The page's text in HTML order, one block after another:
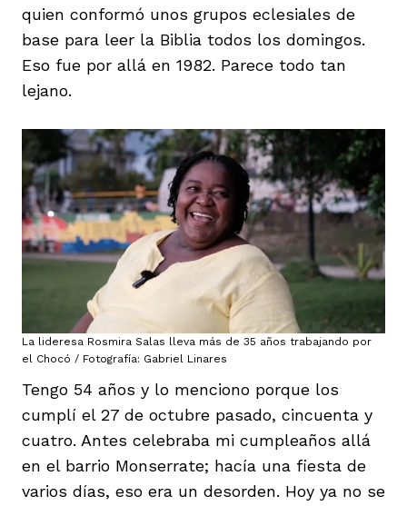
quien conformó unos grupos eclesiales de
base para leer la Biblia todos los domingos.
Eso fue por allá en 1982. Parece todo tan
lejano.
La lideresa Rosmira Salas lleva más de 35 años trabajando por
el Chocó / Fotografía: Gabriel Linares
Tengo 54 años y lo menciono porque los
cumplí el 27 de octubre pasado, cincuenta y
cuatro. Antes celebraba mi cumpleaños allá
en el barrio Monserrate; hacía una fiesta de
varios días, eso era un desorden. Hoy ya no se